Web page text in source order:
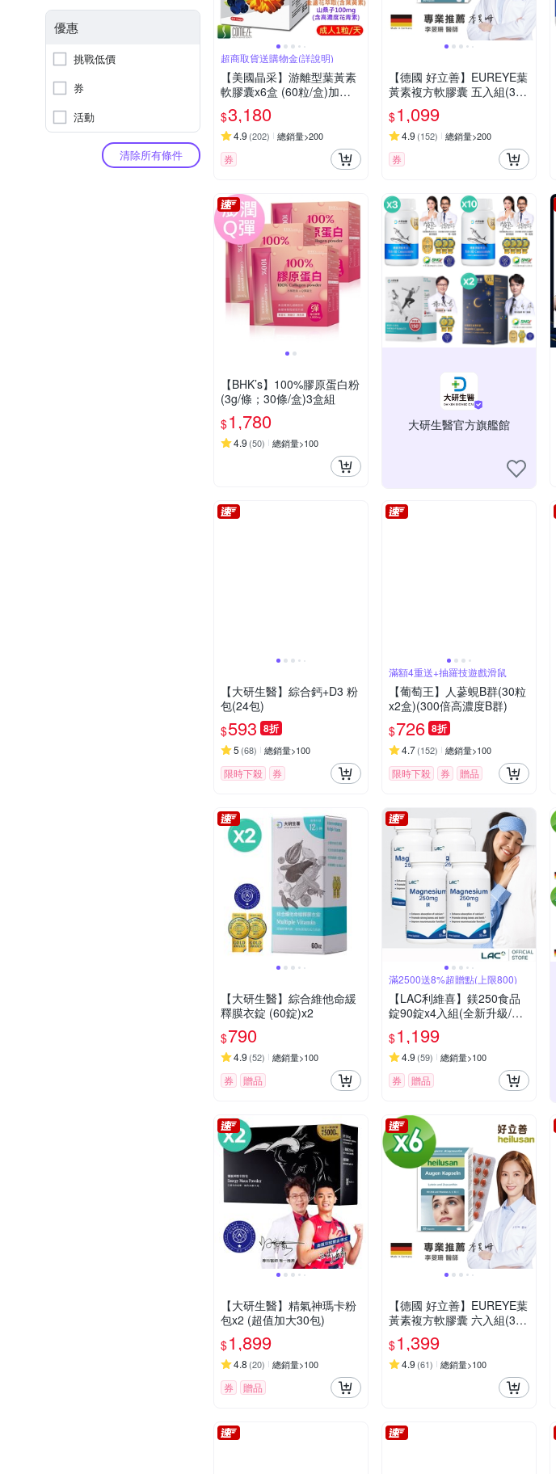
優惠
挑戰低價
券
活動
清除所有條件
超商取貨送購物金(詳說明)
【美國晶采】游離型葉黃素
軟膠囊x6盒 (60粒/盒)加贈-
美國舒沛液態鈣100粒
$3,180
4.9 (202) 總銷量>200
券
【德國 好立善】EUREYE葉
黃素複方軟膠囊 五入組(30
粒x5)
$1,099
4.9 (152) 總銷量>200
券
【BHK’s】100%膠原蛋白粉
(3g/條；30條/盒)3盒組
$1,780
4.9 (50) 總銷量>100
大研生醫官方旗艦館
【大研生醫】綜合鈣+D3 粉
包(24包)
$593 8折
5 (68) 總銷量>100
限時下殺 券
滿額4重送+抽羅技遊戲滑鼠
【葡萄王】人蔘蜆B群(30粒
x2盒)(300倍高濃度B群)
$726 8折
4.7(152) 總銷量>100
限時下殺 券 贈品
【大研生醫】綜合維他命緩
釋膜衣錠 (60錠)x2
$790
4.9 (52) 總銷量>100
券 贈品
滿2500送8%超贈點(上限800)
【LAC利維喜】鎂250食品
錠90錠x4入組(全新升級/代
謝力up/素食錠劑/幫助睡眠/
快速到貨)
$1,199
4.9 (59) 總銷量>100
券 贈品
【大研生醫】精氣神瑪卡粉
包x2 (超值加大30包)
$1,899
4.8 (20) 總銷量>100
券 贈品
【德國 好立善】EUREYE葉
黃素複方軟膠囊 六入組(30
粒x6)
$1,399
4.9 (61) 總銷量>100